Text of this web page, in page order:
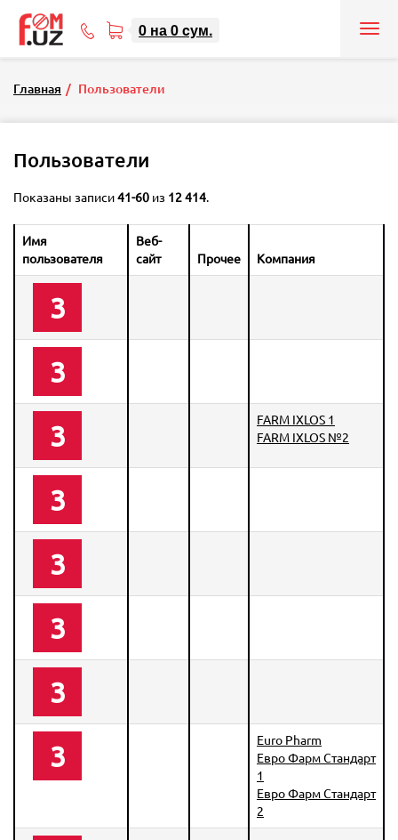
0 на0cум.
08-
Главная Пользователи
Пользователи
Показаны записи41-60 из 12 414.
Имя
пользователя
Веб-
сайт
Прочее Компания
3
3
3
FARM IXLOS 1
FARM IXLOS №2
3
3
3
3
3
Euro Pharm
Евро Фарм Стандарт
1
Евро Фарм Стандарт
2